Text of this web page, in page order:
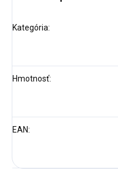
Kategória:
Hmotnosť:
EAN: